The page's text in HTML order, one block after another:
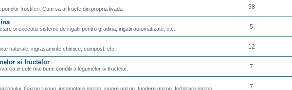
fructiferi. Cum sa ai fructe din propria livada 58
si executie sisteme de irigatii pentru gradina, irigatii automatizate, etc. 5
naturale, ingrasaminte chimice, compost, etc. 12
si fructelor
in cele mai bune conditii a legumelor si fructelor. 7
Gazon rulouri, insamntare gazon, irigare gazon, tundere gazon, fertilizare gazon, 7